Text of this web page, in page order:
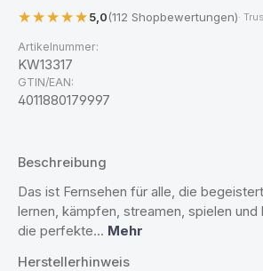
5,0(112 Shopbewertungen)·
Artikelnummer:
KW13317
GTIN/EAN:
4011880179997
Beschreibung
Das ist Fernsehen für alle, die
lernen, kämpfen, streamen, spielen und
die perfekte… Mehr
Herstellerhinweis